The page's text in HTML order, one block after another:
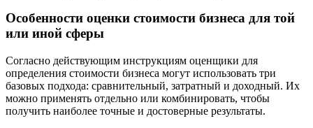
Особенности оценки стоимости бизнеса для той
или иной сферы
Согласно действующим инструкциям оценщики для
определения стоимости бизнеса могут использовать три
базовых подхода: сравнительный, затратный и доходный. Их
можно применять отдельно или комбинировать, чтобы
получить наиболее точные и достоверные результаты.
Енисейск
Ермолино
Ессентуки
Железногорск